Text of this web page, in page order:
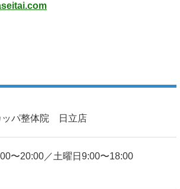
ッパ整体院 日立店
〜20:00／土曜日9:00〜18:00